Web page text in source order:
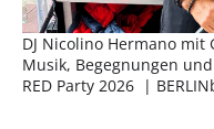
DJ Nicolino Hermano mit
Musik, Begegnungen
RED Party 2026 |